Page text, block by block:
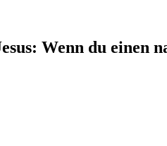
Wenn du einen